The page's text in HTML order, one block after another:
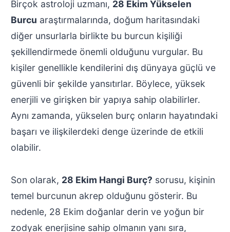
Birçok astroloji uzmanı, 28 Ekim Yükselen
Burcu araştırmalarında, doğum haritasındaki
diğer unsurlarla birlikte bu burcun kişiliği
şekillendirmede önemli olduğunu vurgular. Bu
kişiler genellikle kendilerini dış dünyaya güçlü ve
güvenli bir şekilde yansıtırlar. Böylece, yüksek
enerjili ve girişken bir yapıya sahip olabilirler.
Aynı zamanda, yükselen burç onların hayatındaki
başarı ve ilişkilerdeki denge üzerinde de etkili
olabilir.
Son olarak, 28 Ekim Hangi Burç? sorusu, kişinin
temel burcunun akrep olduğunu gösterir. Bu
nedenle, 28 Ekim doğanlar derin ve yoğun bir
zodyak enerjisine sahip olmanın yanı sıra,